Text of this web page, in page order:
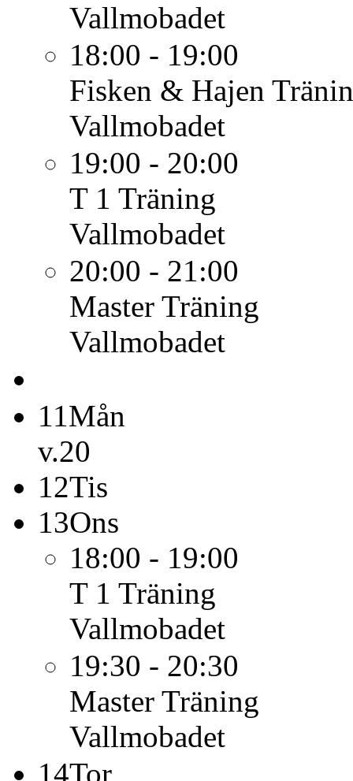
Vallmobadet
18:00 - 19:00
Fisken & Hajen
Vallmobadet
19:00 - 20:00
T 1 Träning
Vallmobadet
20:00 - 21:00
Master Träning
Vallmobadet
11Mån
v.20
12Tis
13Ons
18:00 - 19:00
T 1 Träning
Vallmobadet
19:30 - 20:30
Master Träning
Vallmobadet
14Tor